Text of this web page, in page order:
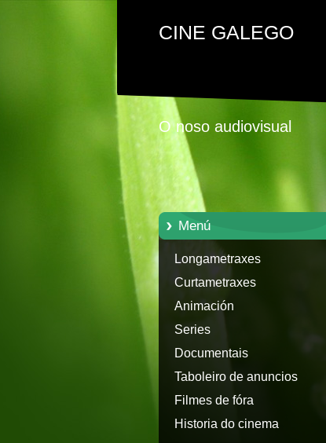
CINE GALEGO
O noso audiovisual
Menú
Longametraxes
Curtametraxes
Animación
Series
Documentais
Taboleiro de anuncios
Filmes de fóra
Historia do cinema